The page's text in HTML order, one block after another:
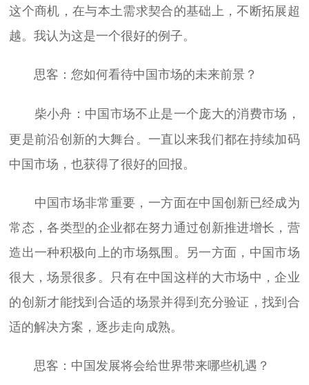
这个商机，在与本土需求契合的基础上，不断拓展超
越。我认为这是一个很好的例子。
思客 ：您如何看待中国市场的未来前景？
柴小舟 ：中国市场不止是一个庞大的消费市场，
更是前沿创新的大舞台。一直以来我们都在持续加码
中国市场，也获得了很好的回报。
中国市场非常重要，一方面在中国创新已经成为
常态，各类型的企业都在努力通过创新推进增长，营
造出一种积极向上的市场氛围。另一方面，中国市场
很大，场景很多。只有在中国这样的大市场中，企业
的创新才能找到合适的场景并得到充分验证，找到合
适的解决方案，逐步走向成熟。
思客 ：中国发展将会给世界带来哪些机遇？